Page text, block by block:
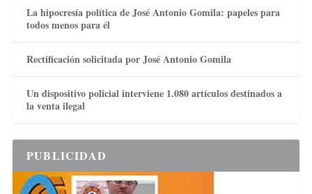
La hipocresía política de José Antonio Gomila: papeles para
todos menos para él
Rectificación solicitada por José Antonio Gomila
Un dispositivo policial interviene 1.080 artículos destinados a
la venta ilegal
PUBLICIDAD